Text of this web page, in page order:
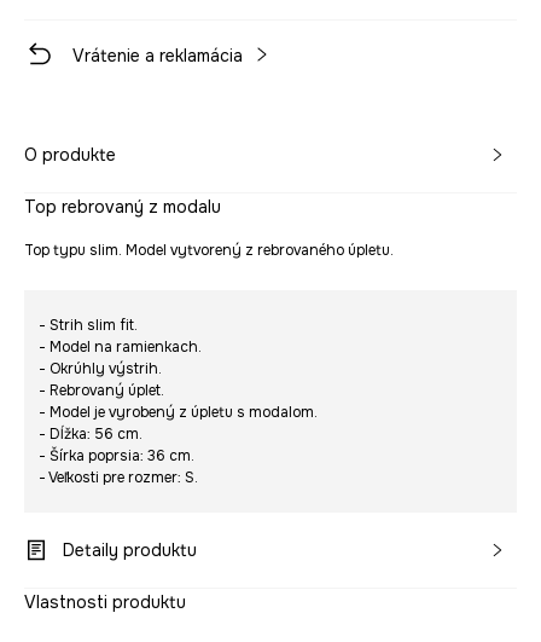
Vrátenie a reklamácia
O produkte
Top rebrovaný z modalu
Top typu slim. Model vytvorený z rebrovaného úpletu.
- Strih slim fit.
- Model na ramienkach.
- Okrúhly výstrih.
- Rebrovaný úplet.
- Model je vyrobený z úpletu s modalom.
- Dĺžka: 56 cm.
- Šírka poprsia: 36 cm.
- Veľkosti pre rozmer: S.
Detaily produktu
Vlastnosti produktu